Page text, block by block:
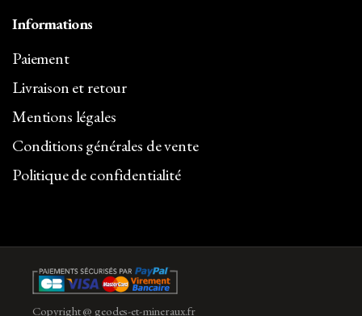
Informations
Paiement
Livraison et retour
Mentions légales
Conditions générales de vente
Politique de confidentialité
Copyright @ geodes-et-mineraux.fr